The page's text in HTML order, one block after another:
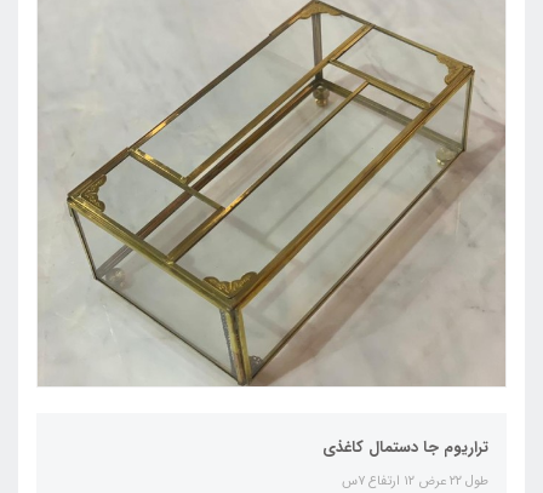
تراریوم جا دستمال کاغذی
طول ۲۲ عرض ۱۲ ارتفاع ۷س